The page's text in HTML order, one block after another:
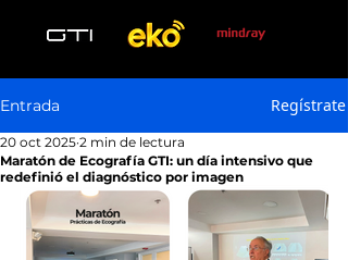
Entrada Regístrate
Maratón de Ecografía GTI: un día intensivo que
redefinió el diagnóstico por imagen
20 oct 2025 2 min de lectura